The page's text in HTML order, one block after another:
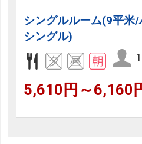
シングルルーム(9平米
シングル)
5,610円～6,160